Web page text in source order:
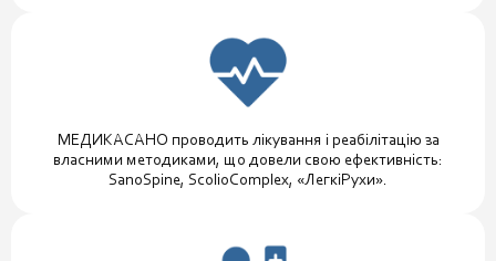
МЕДИКАСАНО проводить лікування і реабілітацію за
власними методиками, що довели свою ефективність:
SanoSpine, ScolioComplex, «ЛегкіРухи».